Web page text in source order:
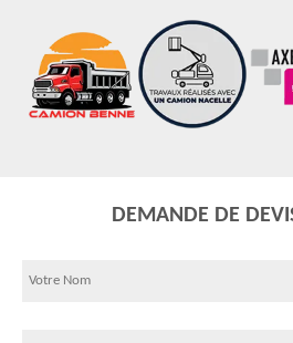
DEMANDE DE